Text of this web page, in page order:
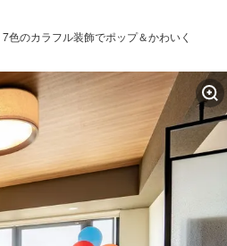
色のカラフル装飾でポップ＆かわいく